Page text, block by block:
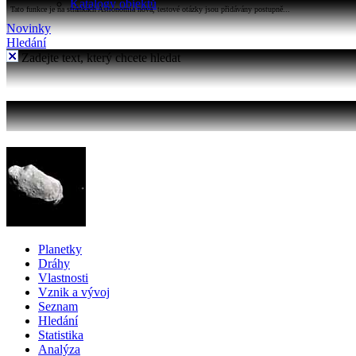
Katalogy objektů
Tato funkce je na stránkách Astronomia nová, testové otázky jsou přidávány postupně...
Novinky
Hledání
Zadejte text, který chcete hledat
Planetky
Dráhy
Vlastnosti
Vznik a vývoj
Seznam
Hledání
Statistika
Analýza